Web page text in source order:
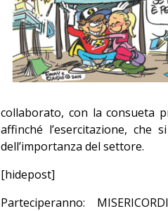
collaborato, con la consueta
affinché l’esercitazione, che
dell’importanza del settore.
[hidepost]
Parteciperanno: